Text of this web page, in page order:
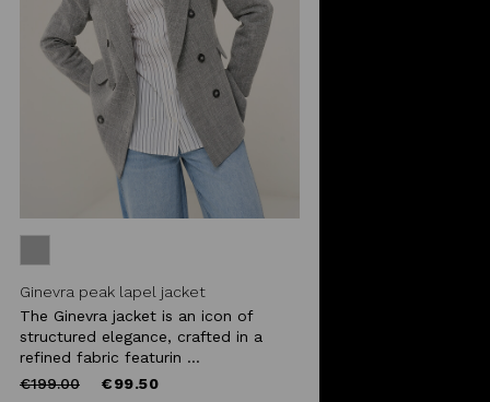
Ginevra peak lapel jacket
The Ginevra jacket is an icon of
structured elegance, crafted in a
refined fabric featurin ...
Price
€199.00to €99.50